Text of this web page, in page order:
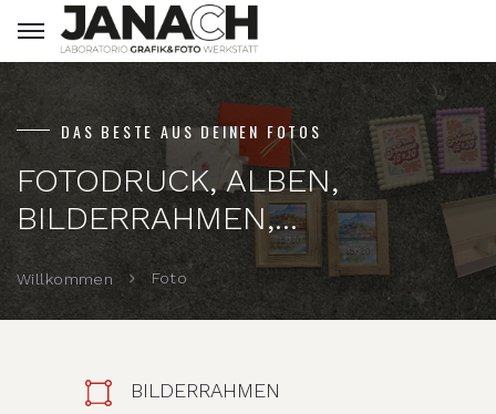
DAS BESTE AUS DEINEN FOTOS
FOTODRUCK, ALBEN,
BILDERRAHMEN,...
Willkommen Foto
BILDERRAHMEN